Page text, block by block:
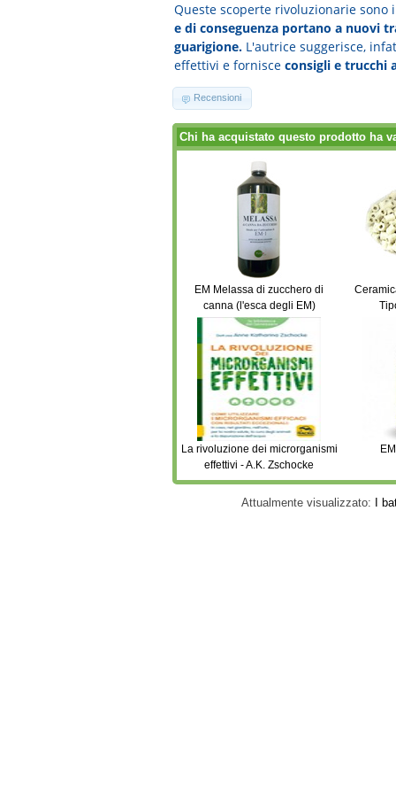
Queste scoperte rivoluzionarie
e di conseguenza portano a nuovi
guarigione. L'autrice suggerisce,
effettivi e fornisce consigli e trucchi
Recensioni
Chi ha acquistato questo prodotto ha
EM Melassa di zucchero di
canna (l'esca degli EM)
La rivoluzione dei microrganismi
effettivi - A.K. Zschocke
Attualmente visualizzato: I